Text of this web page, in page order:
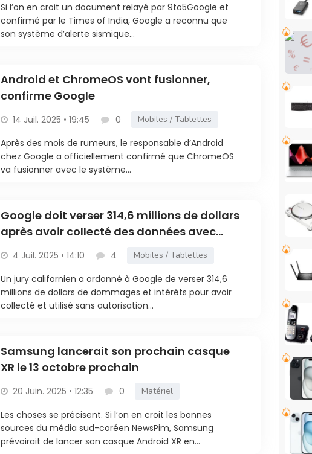
Si l’on en croit un document relayé par 9to5Google et
confirmé par le Times of India, Google a reconnu que
son système d’alerte sismique...
Android et ChromeOS vont fusionner,
confirme Google
14 Juil. 2025 • 19:45 0 Mobiles / Tablettes
Après des mois de rumeurs, le responsable d’Android
chez Google a officiellement confirmé que ChromeOS
va fusionner avec le système...
Google doit verser 314,6 millions de dollars
après avoir collecté des données avec
4 Juil. 2025 • 14:10 4 Mobiles / Tablettes
Un jury californien a ordonné à Google de verser 314,6
millions de dollars de dommages et intérêts pour avoir
collecté et utilisé sans autorisation...
Samsung lancerait son prochain casque
XR le 13 octobre prochain
20 Juin. 2025 • 12:35 0 Matériel
Les choses se précisent. Si l’on en croit les bonnes
sources du média sud-coréen NewsPim, Samsung
prévoirait de lancer son casque Android XR en...